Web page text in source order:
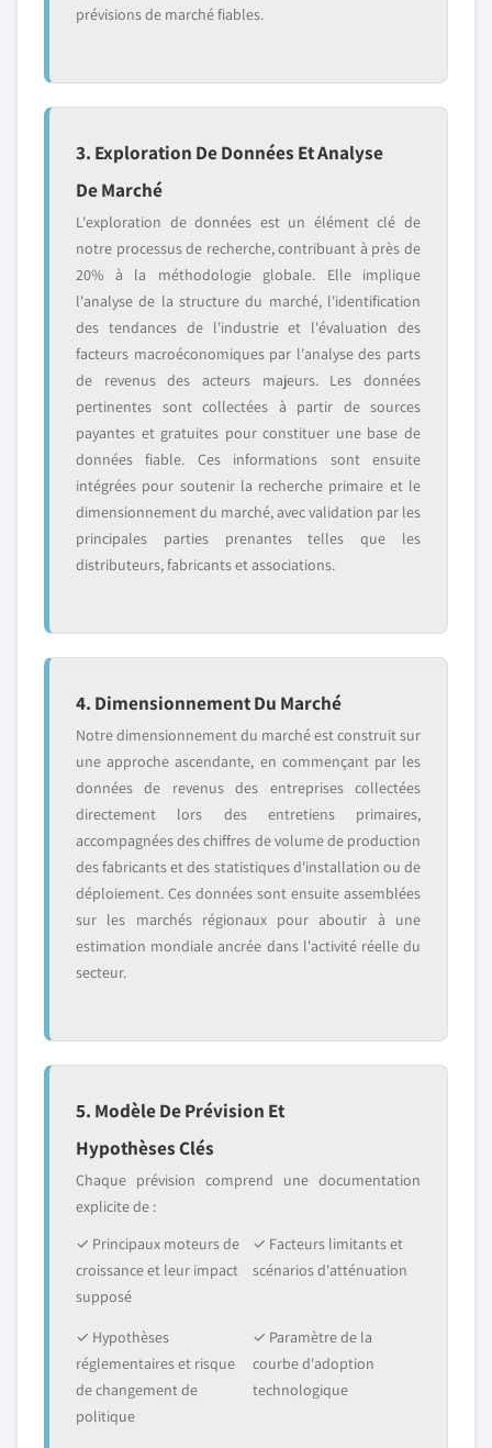
prévisions de marché fiables.
3. Exploration De Données Et Analyse
De Marché
L'exploration de données est un élément clé de
notre processus de recherche, contribuant à près de
20% à la méthodologie globale. Elle implique
l'analyse de la structure du marché, l'identification
des tendances de l'industrie et l'évaluation des
facteurs macroéconomiques par l'analyse des parts
de revenus des acteurs majeurs. Les données
pertinentes sont collectées à partir de sources
payantes et gratuites pour constituer une base de
données fiable. Ces informations sont ensuite
intégrées pour soutenir la recherche primaire et le
dimensionnement du marché, avec validation par les
principales parties prenantes telles que les
distributeurs, fabricants et associations.
4. Dimensionnement Du Marché
Notre dimensionnement du marché est construit sur
une approche ascendante, en commençant par les
données de revenus des entreprises collectées
directement lors des entretiens primaires,
accompagnées des chiffres de volume de production
des fabricants et des statistiques d'installation ou de
déploiement. Ces données sont ensuite assemblées
sur les marchés régionaux pour aboutir à une
estimation mondiale ancrée dans l'activité réelle du
secteur.
5. Modèle De Prévision Et
Hypothèses Clés
Chaque prévision comprend une documentation
explicite de :
✓ Principaux moteurs de
croissance et leur impact
supposé
✓ Facteurs limitants et
scénarios d'atténuation
✓ Hypothèses
réglementaires et risque
de changement de
politique
✓ Paramètre de la
courbe d'adoption
technologique